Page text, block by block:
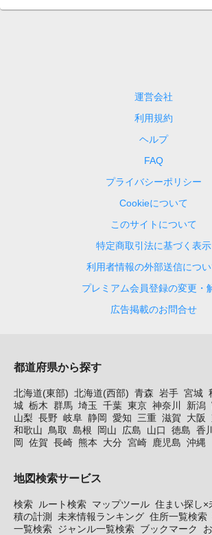
運営会社
利用規約
ヘルプ
FAQ
プライバシーポリシー
Cookieについて
このサイトについて
特定商取引法に基づく表示
利用者情報の外部送信につ
プレミアム会員登録の変更・
広告掲載のお問合せ
都道府県から探す
北海道(東部) 北海道(西部) 青森 岩手 宮城
城 栃木 群馬 埼玉 千葉 東京 神奈川 新潟
山梨 長野 岐阜 静岡 愛知 三重 滋賀 大阪
和歌山
鳥取 島根 岡山 広島 山口 徳島 香川
岡
佐賀 長崎 熊本 大分 宮崎 鹿児島 沖縄
地図検索サービス
検索 ルート検索 マップツール 住まい探し×
積の計測 未来情報ランキング 住所一覧検索
一覧検索 ジャンル一覧検索 ブックマーク